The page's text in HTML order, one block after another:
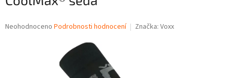
Průměrné
Neohodnoceno Podrobnosti hodnocení Značka: Voxx